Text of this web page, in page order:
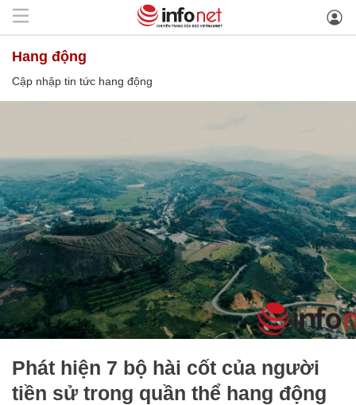
hang động
Cập nhập tin tức hang động
Phát hiện 7 bộ hài cốt của người
tiền sử trong quần thể hang động